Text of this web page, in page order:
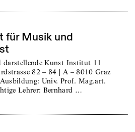
für Musik und
Kunst Institut 11
82 – 84 | A – 8010 Graz
Univ. Prof. Mag.art.
Lehrer: Bernhard …